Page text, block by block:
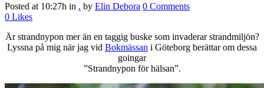
Posted at 10:27h in . by Elin Debora 0 Comments
0 Likes
Är strandnypon mer än en taggig buske som invaderar strandmiljön?
Lyssna på mig när jag vid Bokmässan i Göteborg berättar om dessa
goingar
”Strandnypon för hälsan”.